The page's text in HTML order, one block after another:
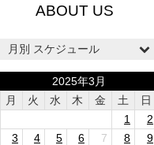
ABOUT US
月別 スケジュール
2025年3月
月
火 水 木 金 土
日
1
2
3
4 5 6 7 8
9